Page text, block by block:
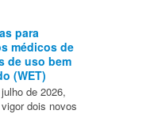
para
médicos de
de uso bem
(WET)
de 2026,
dois novos